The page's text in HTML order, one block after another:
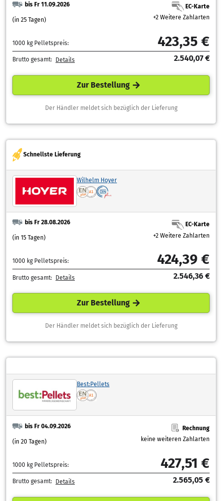
bis Fr 11.09.2026
(in 25 Tagen)
EC-Karte
+2 Weitere Zahlarten
1000 kg Pelletspreis: 423,35 €
Brutto gesamt: Details 2.540,07 €
Zur Bestellung
Der Händler meldet sich bezüglich der Lieferung
Schnellste Lieferung
Wilhelm Hoyer
bis Fr 28.08.2026
(in 15 Tagen)
EC-Karte
+2 Weitere Zahlarten
1000 kg Pelletspreis: 424,39 €
Brutto gesamt: Details 2.546,36 €
Zur Bestellung
Der Händler meldet sich bezüglich der Lieferung
Best:Pellets
bis Fr 04.09.2026
(in 20 Tagen)
Rechnung
keine weiteren Zahlarten
1000 kg Pelletspreis: 427,51 €
Brutto gesamt: Details 2.565,05 €